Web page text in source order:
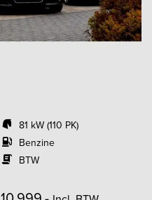
81 kW (110 PK)
Benzine
BTW